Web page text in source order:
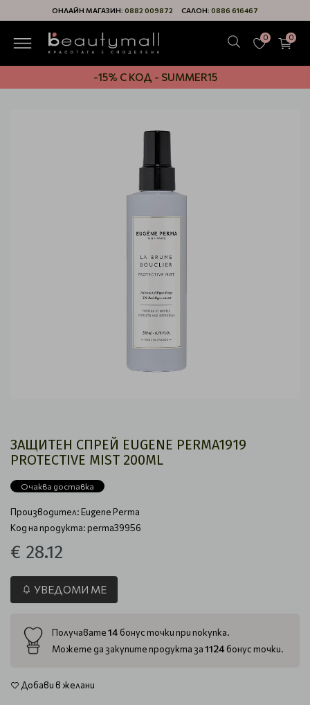
ОНЛАЙН МАГАЗИН: 0882 009872 САЛОН: 0886 616467
0 0
-15% С КОД - SUMMER15
ЗАЩИТЕН СПРЕЙ EUGENE PERMA1919
PROTECTIVE MIST 200ML
Очаква доставка
Производител:Eugene Perma
Код на продукта: perma39956
€ 28.12
УВЕДОМИ МЕ
Получавате14бонус точки при покупка.
Можете да закупите продукта за1124бонус точки.
Добави в желани